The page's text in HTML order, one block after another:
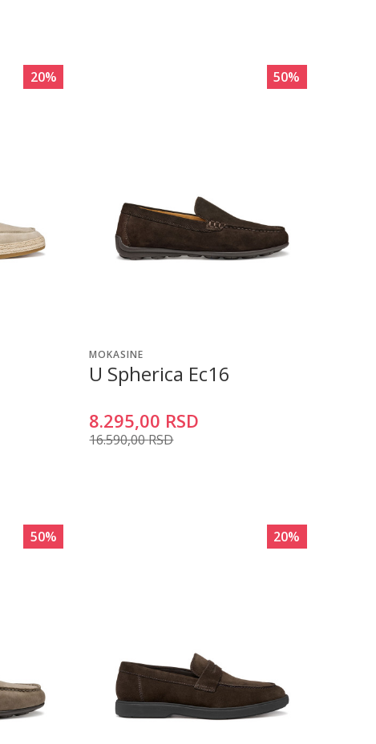
20% 50%
MOKASINE
U Spherica Ec16
8.295,00 RSD
16.590,00RSD
50% 20%